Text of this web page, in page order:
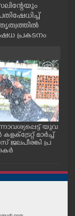
പ്രകടനം
യുവ
മാർച്ച്
പ്ര